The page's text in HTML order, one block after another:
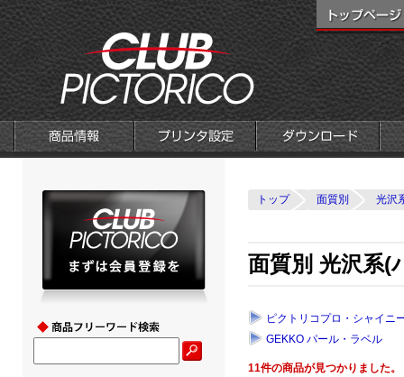
トップ 面質別 光沢
面質別 光沢系(
ピクトリコプロ・シャイニ
GEKKO パール・ラベル
11件の商品が見つかりました。